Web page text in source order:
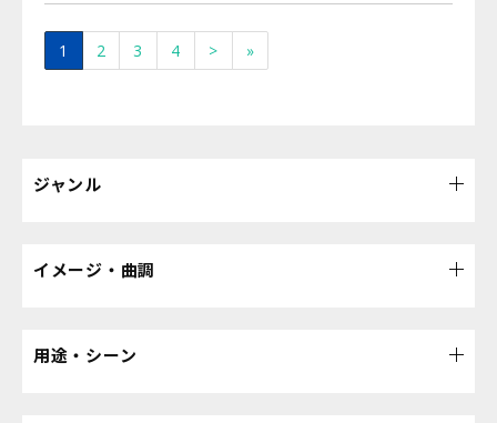
1 2 3 4 > »
ジャンル
イメージ・曲調
用途・シーン